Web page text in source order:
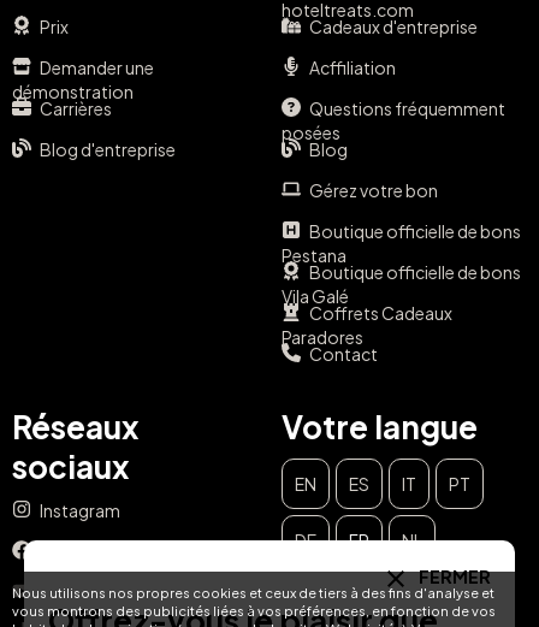
Nous utilisons nos propres cookies et ceux de tiers à des fins d'analyse et
vous montrons des publicités liées à vos préférences, en fonction de vos
Prix
Demander une
démonstration
Carrières
Blog d'entreprise
hoteltreats.com
Cadeaux d'entreprise
Acffiliation
Questions fréquemment
posées
Blog
Gérez votre bon
Boutique officielle de bons
Pestana
Boutique officielle de bons
Vila Galé
Coffrets Cadeaux
Paradores
Contact
Réseaux
sociaux
Instagram
YouTube
Votre langue
EN ES IT PT
DE FR
NL
FERMER